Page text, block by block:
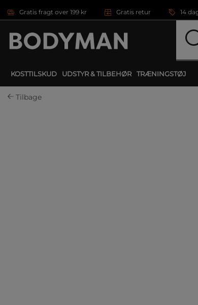
Gratis fragt over 199 kr Gratis retur 14
KOSTTILSKUD UDSTYR & TILBEHØR TRÆNINGSTØJ
Tilbage